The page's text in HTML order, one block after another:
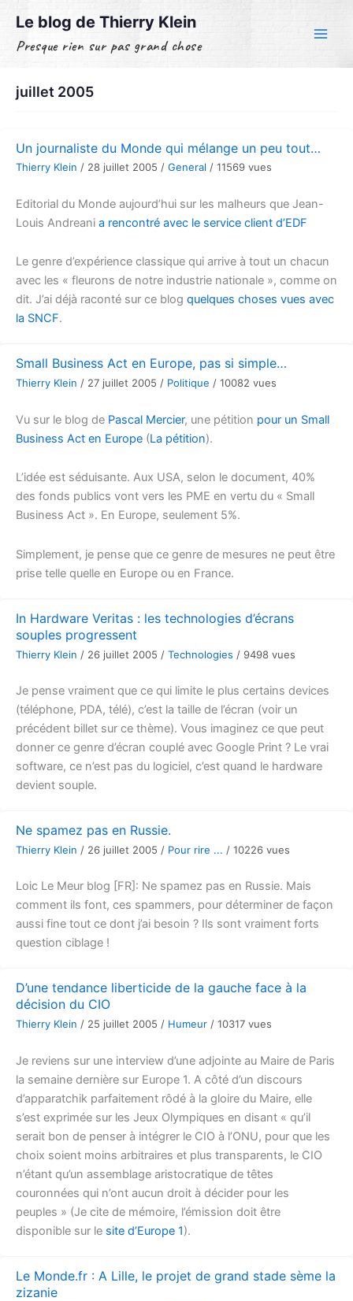
contenu
Le blog de Thierry Klein
Presque rien sur pas grand chose
juillet 2005
Un journaliste du Monde qui mélange un peu tout…
Thierry Klein / 28 juillet 2005 / General / 11569 vues
Editorial du Monde aujourd’hui sur les malheurs que Jean-
Louis Andreani a rencontré avec le service client d’EDF
Le genre d’expérience classique qui arrive à tout un chacun
avec les « fleurons de notre industrie nationale », comme on
dit. J’ai déjà raconté sur ce blog quelques choses vues avec
la SNCF.
Small Business Act en Europe, pas si simple…
Thierry Klein / 27 juillet 2005 / Politique / 10082 vues
Vu sur le blog de Pascal Mercier, une pétition pour un Small
Business Act en Europe (La pétition).
L’idée est séduisante. Aux USA, selon le document, 40%
des fonds publics vont vers les PME en vertu du « Small
Business Act ». En Europe, seulement 5%.
Simplement, je pense que ce genre de mesures ne peut être
prise telle quelle en Europe ou en France.
In Hardware Veritas : les technologies d’écrans
souples progressent
Thierry Klein / 26 juillet 2005 / Technologies / 9498 vues
Je pense vraiment que ce qui limite le plus certains devices
(téléphone, PDA, télé), c’est la taille de l’écran (voir un
précédent billet sur ce thème). Vous imaginez ce que peut
donner ce genre d’écran couplé avec Google Print ? Le vrai
software, ce n’est pas du logiciel, c’est quand le hardware
devient souple.
Ne spamez pas en Russie.
Thierry Klein / 26 juillet 2005 / Pour rire ... / 10226 vues
Loic Le Meur blog [FR]: Ne spamez pas en Russie. Mais
comment ils font, ces spammers, pour déterminer de façon
aussi fine tout ce dont j’ai besoin ? Ils sont vraiment forts
question ciblage !
D’une tendance liberticide de la gauche face à la
décision du CIO
Thierry Klein / 25 juillet 2005 / Humeur / 10317 vues
Je reviens sur une interview d’une adjointe au Maire de Paris
la semaine dernière sur Europe 1. A côté d’un discours
d’apparatchik parfaitement rôdé à la gloire du Maire, elle
s’est exprimée sur les Jeux Olympiques en disant « qu’il
serait bon de penser à intégrer le CIO à l’ONU, pour que les
choix soient moins arbitraires et plus transparents, le CIO
n’étant qu’un assemblage aristocratique de têtes
couronnées qui n’ont aucun droit à décider pour les
peuples » (Je cite de mémoire, l’émission doit être
disponible sur le site d’Europe 1).
Le Monde.fr : A Lille, le projet de grand stade sème la
zizanie